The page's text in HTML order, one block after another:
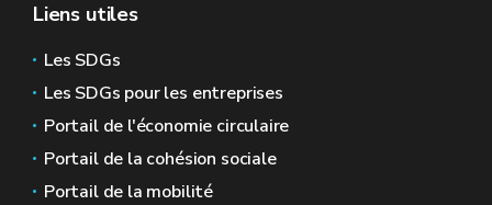
Liens utiles
Les SDGs
Les SDGs pour les entreprises
Portail de l'économie circulaire
Portail de la cohésion sociale
Portail de la mobilité